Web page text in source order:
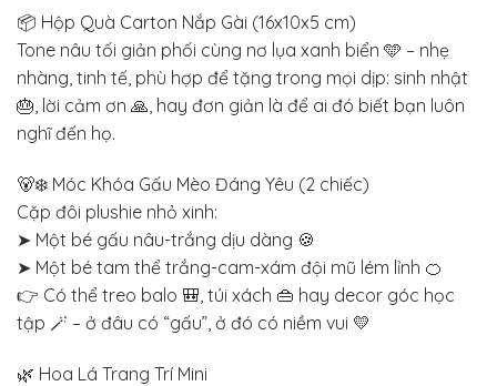
📦 Hộp Quà Carton Nắp Gài (16x10x5 cm)
Tone nâu tối giản phối cùng nơ lụa xanh biển 🩵 – nhẹ
nhàng, tinh tế, phù hợp để tặng trong mọi dịp: sinh nhật
🎂, lời cảm ơn 🙏, hay đơn giản là để ai đó biết bạn luôn
nghĩ đến họ.
🐻‍❄️ Móc Khóa Gấu Mèo Đáng Yêu (2 chiếc)
Cặp đôi plushie nhỏ xinh:
➤ Một bé gấu nâu-trắng dịu dàng 🍪
➤ Một bé tam thể trắng-cam-xám đội mũ lém lỉnh 🍊
👉 Có thể treo balo 🎒, túi xách 👜 hay decor góc học
tập 🪄 – ở đâu có “gấu”, ở đó có niềm vui 💛
🌿 Hoa Lá Trang Trí Mini